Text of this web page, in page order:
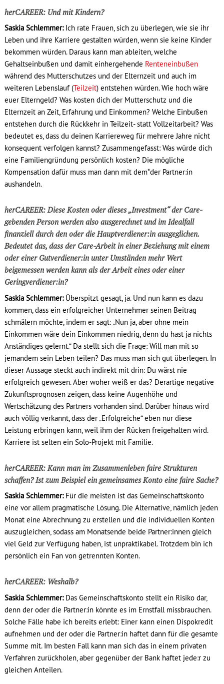
herCAREER: Und mit Kindern?
Saskia Schlemmer: Ich rate Frauen, sich zu überlegen, wie sie ihr
Leben und ihre Karriere gestalten würden, wenn sie keine Kinder
bekommen würden. Daraus kann man ableiten, welche
Gehaltseinbußen und damit einhergehende Renteneinbußen
während des Mutterschutzes und der Elternzeit und auch im
weiteren Lebenslauf (Teilzeit) entstehen würden. Wie hoch wäre
euer Elterngeld? Was kosten dich der Mutterschutz und die
Elternzeit an Zeit, Erfahrung und Einkommen? Welche Einbußen
entstehen durch die Rückkehr in Teilzeit- statt Vollzeitarbeit? Was
bedeutet es, dass du deinen Karriereweg für mehrere Jahre nicht
konsequent verfolgen kannst? Zusammengefasst: Was würde dich
eine Familiengründung persönlich kosten? Die mögliche
Kompensation dafür muss man dann mit dem*der Partner:in
aushandeln.
herCAREER: Diese Kosten oder dieses „Investment“ der Care-
gebenden Person werden also ausgerechnet und im Idealfall
finanziell durch den oder die Hauptverdiener:in ausgeglichen.
Bedeutet das, dass der Care-Arbeit in einer Beziehung mit einem
oder einer Gutverdiener:in unter Umständen mehr Wert
beigemessen werden kann als der Arbeit eines oder einer
Geringverdiener:in?
Saskia Schlemmer: Überspitzt gesagt, ja. Und nun kann es dazu
kommen, dass ein erfolgreicher Unternehmer seinen Beitrag
schmälern möchte, indem er sagt: „Nun ja, aber ohne mein
Einkommen wäre dein Einkommen niedrig, denn du hast ja nichts
Anständiges gelernt.“ Da stellt sich die Frage: Will man mit so
jemandem sein Leben teilen? Das muss man sich gut überlegen. In
dieser Aussage steckt auch indirekt mit drin: Du wärst nie
erfolgreich gewesen. Aber woher weiß er das? Derartige negative
Zukunftsprognosen zeigen, dass keine Augenhöhe und
Wertschätzung des Partners vorhanden sind. Darüber hinaus wird
auch völlig verkannt, dass der „Erfolgreiche“ eben nur diese
Leistung erbringen kann, weil ihm der Rücken freigehalten wird.
Karriere ist selten ein Solo-Projekt mit Familie.
herCAREER: Kann man im Zusammenleben faire Strukturen
schaffen? Ist zum Beispiel ein gemeinsames Konto eine faire Sache?
Saskia Schlemmer:Für die meisten ist das Gemeinschaftskonto
eine vor allem pragmatische Lösung. Die Alternative, nämlich jeden
Monat eine Abrechnung zu erstellen und die individuellen Konten
auszugleichen, sodass am Monatsende beide Partner:innen gleich
viel Geld zur Verfügung haben, ist unpraktikabel. Trotzdem bin ich
persönlich ein Fan von getrennten Konten.
herCAREER: Weshalb?
Saskia Schlemmer: Das Gemeinschaftskonto stellt ein Risiko dar,
denn der oder die Partner:in könnte es im Ernstfall missbrauchen.
Solche Fälle habe ich bereits erlebt: Einer kann einen Dispokredit
aufnehmen und der oder die Partner:in haftet dann für die gesamte
Summe mit. Im besten Fall kann man sich das in einem privaten
Verfahren zurückholen, aber gegenüber der Bank haftet jede:r zu
gleichen Anteilen.